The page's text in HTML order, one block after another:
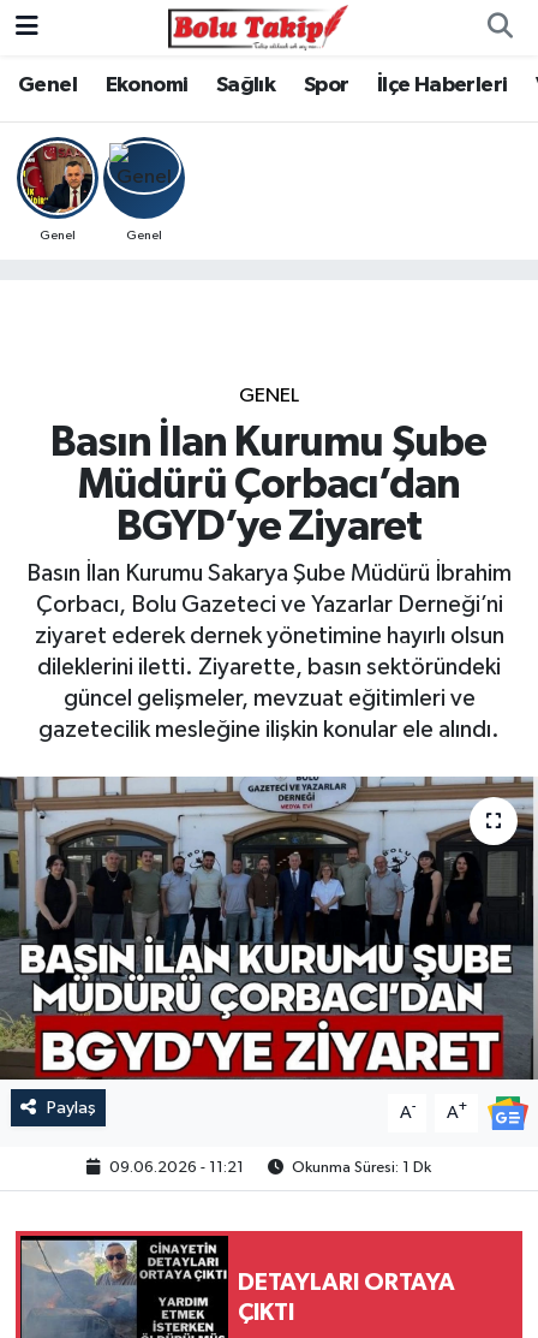
Genel Ekonomi Sağlık Spor İlçe Haberleri
Genel Genel
GENEL
Basın İlan Kurumu Şube
Müdürü Çorbacı’dan
BGYD’ye Ziyaret
Basın İlan Kurumu Sakarya Şube Müdürü İbrahim
Çorbacı, Bolu Gazeteci ve Yazarlar Derneği’ni
ziyaret ederek dernek yönetimine hayırlı olsun
dileklerini iletti. Ziyarette, basın sektöründeki
güncel gelişmeler, mevzuat eğitimleri ve
gazetecilik mesleğine ilişkin konular ele alındı.
Paylaş A- A+
09.06.2026 - 11:21 Okunma Süresi: 1 Dk
DETAYLARI ORTAYA
ÇIKTI